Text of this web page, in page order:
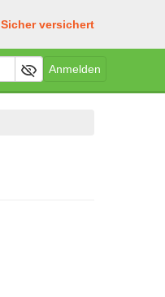
Sicher versichert
Anmelden